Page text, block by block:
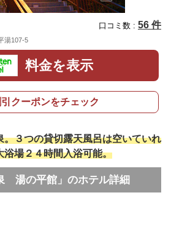
口コミ数 : 56 件
湯107-5
料金を表示
クーポンをチェック
。３つの貸切露天風呂は空いていれ
浴場２４時間入浴可能。
湯の平館」のホテル詳細